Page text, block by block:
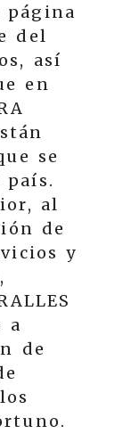
página
del
así
en
se
país.
al
de
y
a
de